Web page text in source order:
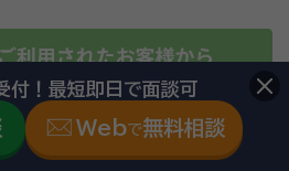
付！最短即日で面談可
Webで無料相談